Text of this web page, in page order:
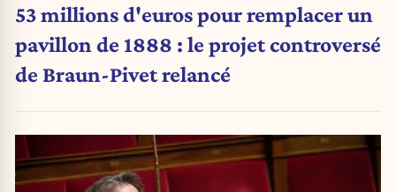
53 millions d'euros pour remplacer un
pavillon de 1888 : le projet controversé
de Braun-Pivet relancé